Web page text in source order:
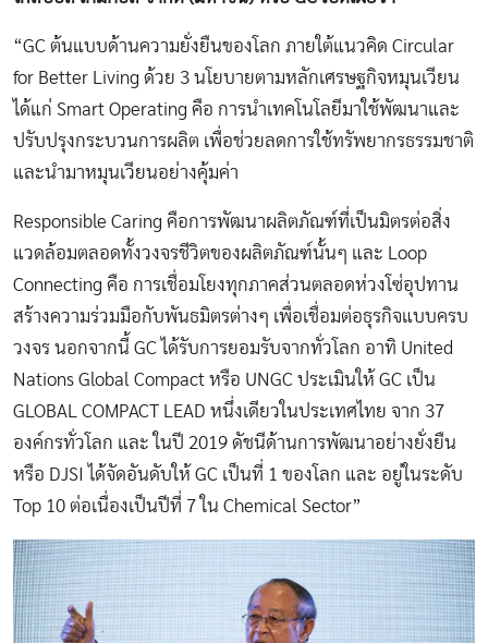
“GC ต้นแบบด้านความยั่งยืนของโลก ภายใต้แนวคิด Circular
for Better Living ด้วย 3 นโยบายตามหลักเศรษฐกิจหมุนเวียน
ได้แก่ Smart Operating คือ การนำเทคโนโลยีมาใช้พัฒนาและ
ปรับปรุงกระบวนการผลิต เพื่อช่วยลดการใช้ทรัพยากรธรรมชาติ
และนำมาหมุนเวียนอย่างคุ้มค่า
Responsible Caring คือการพัฒนาผลิตภัณฑ์ที่เป็นมิตรต่อสิ่ง
แวดล้อมตลอดทั้งวงจรชีวิตของผลิตภัณฑ์นั้นๆ และ Loop
Connecting คือ การเชื่อมโยงทุกภาคส่วนตลอดห่วงโซ่อุปทาน
สร้างความร่วมมือกับพันธมิตรต่างๆ เพื่อเชื่อมต่อธุรกิจแบบครบ
วงจร นอกจากนี้ GC ได้รับการยอมรับจากทั่วโลก อาทิ United
Nations Global Compact หรือ UNGC ประเมินให้ GC เป็น
GLOBAL COMPACT LEAD หนึ่งเดียวในประเทศไทย จาก 37
องค์กรทั่วโลก และ ในปี 2019 ดัชนีด้านการพัฒนาอย่างยั่งยืน
หรือ DJSI ได้จัดอันดับให้ GC เป็นที่ 1 ของโลก และ อยู่ในระดับ
Top 10 ต่อเนื่องเป็นปีที่ 7 ใน Chemical Sector”